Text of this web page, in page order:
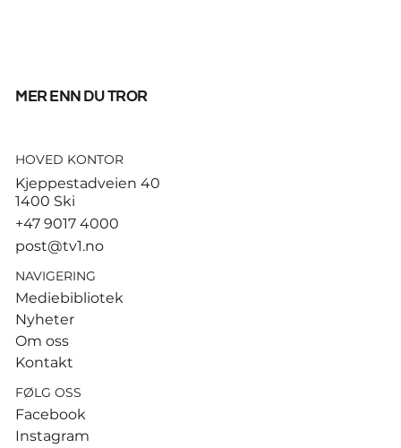
Fifpro med knallhard
presidentens makt
mer enn du tror
HOVED KONTOR
Kjeppestadveien 40
1400 Ski
+47 9017 4000
post@tv1.no
NAVIGERING
Mediebibliotek
Nyheter
Om oss
Kontakt
FØLG OSS
Facebook
Instagram